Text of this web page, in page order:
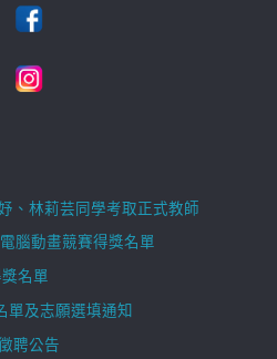
、林莉芸同學考取正式教師
腦動畫競賽得獎名單
名單
單及志願選填通知
聘公告